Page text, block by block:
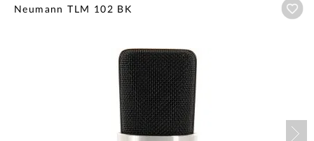
Neumann TLM 102 BK